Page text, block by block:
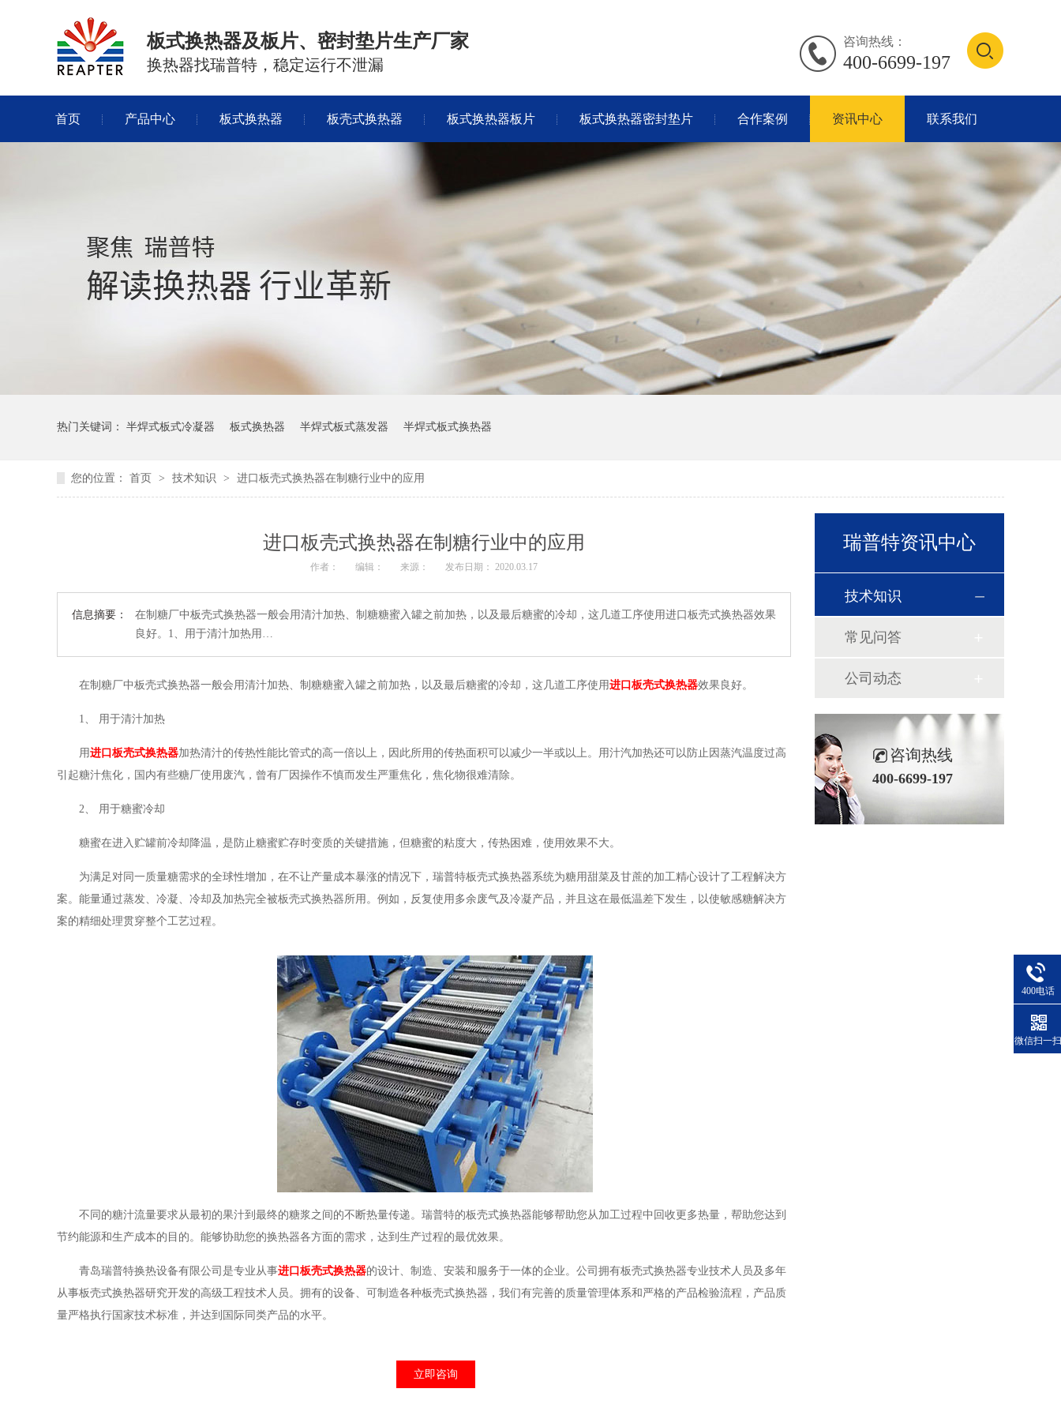
板式换热器及板片、密封垫片生产厂家
换热器找瑞普特，稳定运行不泄漏
咨询热线：
400-6699-197
首页 产品中心 板式换热器 板壳式换热器 板式换热器板片 板式换热器密封垫片 合作案例 资讯中心 联系我们
热门关键词： 半焊式板式冷凝器 板式换热器 半焊式板式蒸发器 半焊式板式换热器
您的位置： 首页 > 技术知识 > 进口板壳式换热器在制糖行业中的应用
进口板壳式换热器在制糖行业中的应用
作者： 编辑： 来源： 发布日期： 2020.03.17
信息摘要：
在制糖厂中板壳式换热器一般会用清汁加热、制糖糖蜜入罐之前加热，以及最后糖蜜的冷却，这几道工序使用进口板壳式换热器效果
良好。1、用于清汁加热用…
在制糖厂中板壳式换热器一般会用清汁加热、制糖糖蜜入罐之前加热，以及最后糖蜜的冷却，这几道工序使用进口板壳式换热器效果良好。
1、 用于清汁加热
用进口板壳式换热器加热清汁的传热性能比管式的高一倍以上，因此所用的传热面积可以减少一半或以上。用汁汽加热还可以防止因蒸汽温度过高
引起糖汁焦化，国内有些糖厂使用废汽，曾有厂因操作不慎而发生严重焦化，焦化物很难清除。
2、 用于糖蜜冷却
糖蜜在进入贮罐前冷却降温，是防止糖蜜贮存时变质的关键措施，但糖蜜的粘度大，传热困难，使用效果不大。
为满足对同一质量糖需求的全球性增加，在不让产量成本暴涨的情况下，瑞普特板壳式换热器系统为糖用甜菜及甘蔗的加工精心设计了工程解决方
案。能量通过蒸发、冷凝、冷却及加热完全被板壳式换热器所用。例如，反复使用多余废气及冷凝产品，并且这在最低温差下发生，以使敏感糖解决方
案的精细处理贯穿整个工艺过程。
不同的糖汁流量要求从最初的果汁到最终的糖浆之间的不断热量传递。瑞普特的板壳式换热器能够帮助您从加工过程中回收更多热量，帮助您达到
节约能源和生产成本的目的。能够协助您的换热器各方面的需求，达到生产过程的最优效果。
青岛瑞普特换热设备有限公司是专业从事进 口板壳式换热器的设计、制造、安装和服务于一体的企业。公司拥有板壳式换热器专业技术人员及多年
从事板壳式换热器研究开发的高级工程技术人员。拥有的设备、可制造各种板壳式换热器，我们有完善的质量管理体系和严格的产品检验流程，产品质
量严格执行国家技术标准，并达到国际同类产品的水平。
立即咨询
瑞普特资讯中心
技术知识
常见问答
公司动态
咨询热线
400-6699-197
400电话
微信扫一扫